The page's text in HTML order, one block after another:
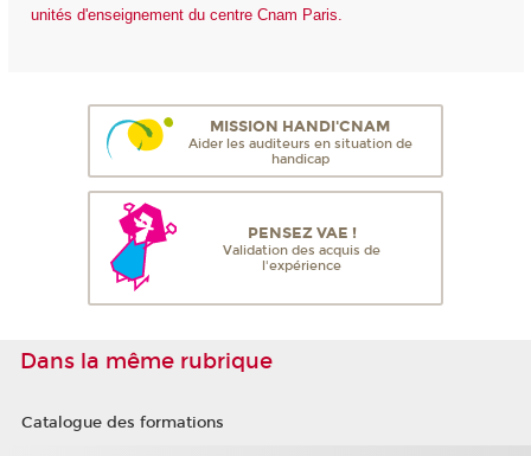
unités d'enseignement du centre Cnam Paris.
MISSION HANDI'CNAM
Aider les auditeurs en situation de
handicap
PENSEZ VAE !
Validation des acquis de
l'expérience
Dans la même rubrique
Catalogue des formations